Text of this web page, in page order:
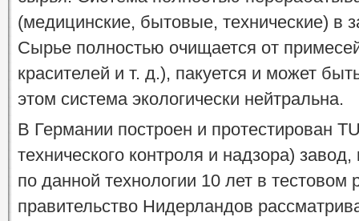
(медицинские, бытовые, технические) в
Сырье полностью очищается от
красителей и т. д.), пакуется и может
этом система экологически нейтральна.
В Германии построен и протестирован
технического контроля и надзора)
по данной технологии 10 лет в
правительство Нидерландов